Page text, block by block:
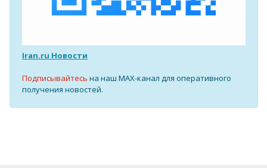
Iran.ru Новости
Подписывайтесь на наш MAX-канал для оперативного
получения новостей.